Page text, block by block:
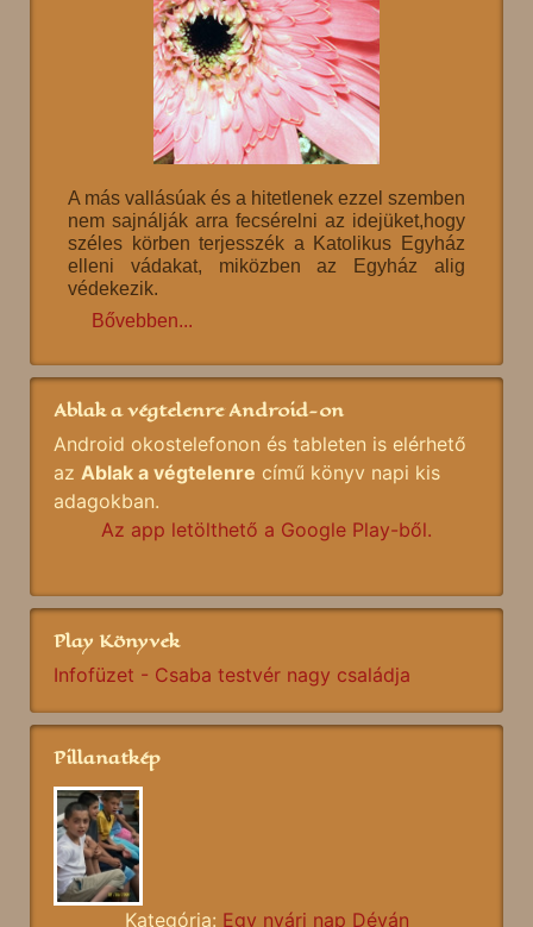
A más vallásúak és a hitetlenek ezzel szemben
nem sajnálják arra fecsérelni az idejüket,hogy
széles körben terjesszék a Katolikus Egyház
elleni vádakat, miközben az Egyház alig
védekezik.
Bővebben...
Ablak a végtelenre Android-on
Android okostelefonon és tableten is elérhető
az Ablak a végtelenre című könyv napi kis
adagokban.
Az app letölthető a Google Play-ből.
Play Könyvek
Infofüzet - Csaba testvér nagy családja
Pillanatkép
Kategória: Egy nyári nap Déván